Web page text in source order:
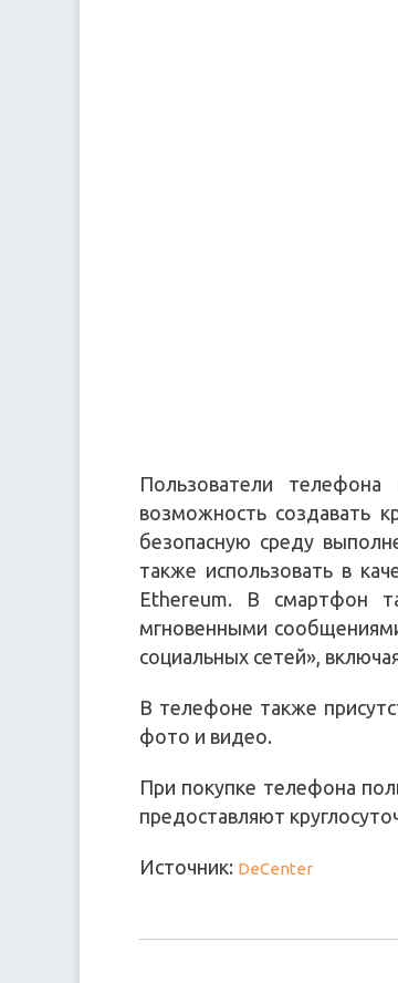
Пользователи
возможность создавать
безопасную среду
также использовать в
Ethereum. В смартфон
мгновенными
социальных сетей»,
В телефоне также
фото и видео.
При покупке телефона
предоставляют
Источник: DeCenter